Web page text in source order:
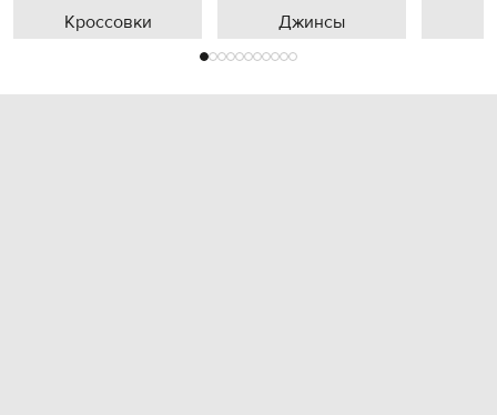
Кроссовки Джинсы